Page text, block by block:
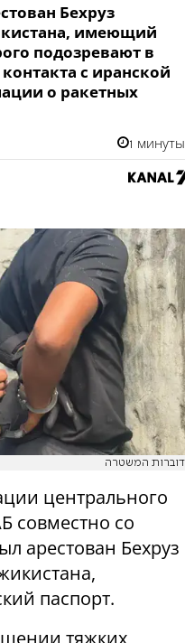
Бехруз
имеющий
подозревают в
с иранской
о ракетных
1 минуты
דוברות המשטרה
центрального
совместно со
арестован Бехруз
паспорт.